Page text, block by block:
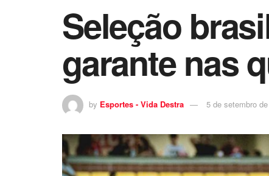
Seleção
garante nas
by Esportes - Vida Destra 5 de setembro